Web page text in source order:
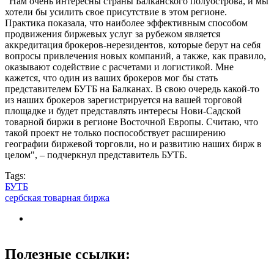
хотели бы усилить свое присутствие в этом регионе.
Практика показала, что наиболее эффективным способом
продвижения биржевых услуг за рубежом является
аккредитация брокеров-нерезидентов, которые берут на себя
вопросы привлечения новых компаний, а также, как правило,
оказывают содействие с расчетами и логистикой. Мне
кажется, что один из ваших брокеров мог бы стать
представителем БУТБ на Балканах. В свою очередь какой-то
из наших брокеров зарегистрируется на вашей торговой
площадке и будет представлять интересы Нови-Садской
товарной биржи в регионе Восточной Европы. Считаю, что
такой проект не только поспособствует расширению
географии биржевой торговли, но и развитию наших бирж в
целом", – подчеркнул представитель БУТБ.
Tags:
БУТБ
сербская товарная биржа
Полезные ссылки: